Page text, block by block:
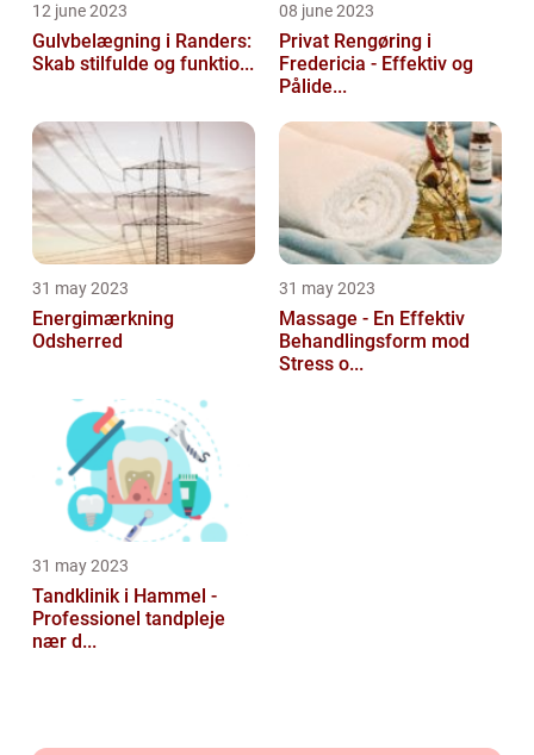
12 june 2023
Gulvbelægning i Randers:
Skab stilfulde og funktio...
08 june 2023
Privat Rengøring i
Fredericia - Effektiv og
Pålide...
31 may 2023
Energimærkning
Odsherred
31 may 2023
Massage - En Effektiv
Behandlingsform mod
Stress o...
31 may 2023
Tandklinik i Hammel -
Professionel tandpleje
nær d...